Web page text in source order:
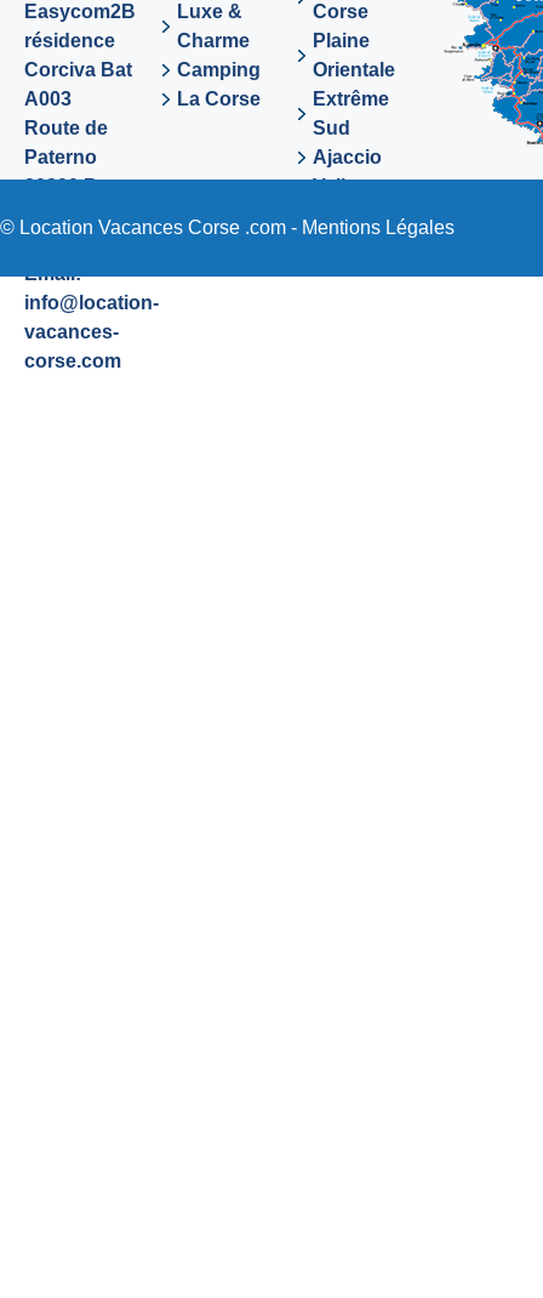
Easycom2B
résidence
Corciva Bat
A003
Route de
Paterno
20290 Borgo
Tel. 06 89 36 72
Email:
info@location-
vacances-
corse.com
Luxe &
Charme
Camping
La Corse
Corse
Plaine
Orientale
Extrême
Sud
Ajaccio
Valinco
Sartene
© Location Vacances Corse .com - Mentions Légales